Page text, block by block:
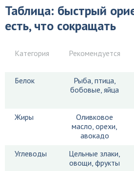
Таблица: быстрый
есть, что сокращать
Категория Рекомендуется
Белок
Рыба, птица,
бобовые, яйца
Жиры
Оливковое
масло, орехи,
авокадо
Углеводы
Цельные злаки,
овощи, фрукты